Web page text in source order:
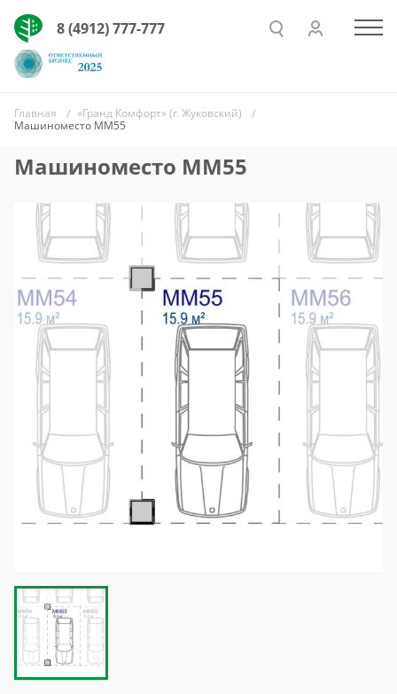
8 (4912) 777-777
Главная
«Гранд Комфорт» (г. Жуковский)
Машиноместо ММ55
Машиноместо ММ55